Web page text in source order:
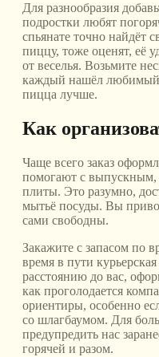
Для разнообразия
подростки любят
спьянате точно найдёт
пиццу, тоже оценят, её
от веселья. Возьмите
каждый нашёл любимый
пицца лучше.
Как
Чаще всего заказ
помогают с выпускным,
плиты. Это разумно,
мытьё посуды. Вы
сами свободны.
Закажите с запасом по
время в пути
расстоянию до вас,
как проголодается
ориентиры, особенно
со шлагбаумом. Для
предупредить нас
горячей и разом.